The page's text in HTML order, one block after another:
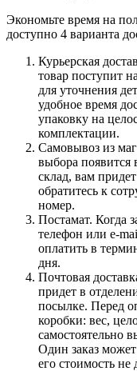
Экономьте время на
доступно 4 варианта
Курьерская
товар поступит
для уточнения
удобное время
упаковку на
комплектации.
Самовывоз из
выбора появится
склад, вам
обратитесь к
номер.
Постамат. Когда
телефон или e-
оплатить в
дня.
Почтовая
придет в
посылке. Перед
коробки: вес,
самостоятельно
Один заказ
его стоимость